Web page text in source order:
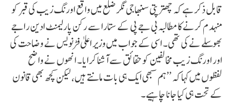
قابل ذکر ہے کہ چھترپتی سنبھاجی نگر ضلع میں واقع اورنگ زیب کی قبر کو
منہدم کرنے کا مطالبہ بی جے پی کے ستارا سے رکن پارلیمنٹ ادین راجے
بھوسلے نے کی تھی۔ اسی کے جواب میں وزیر اعلیٰ فڑنویس نے وضاحت کی
اور اورنگ زیب مخالفین کو حقائق سے آشنا کرایا۔ انھوں نے واضح
لفظوں میں کہا کہ ’’ہم سبھی ایک ہی بات مانتے ہیں، لیکن کچھ بھی قانون
کے تحت ہی کیا جانا چاہیے۔